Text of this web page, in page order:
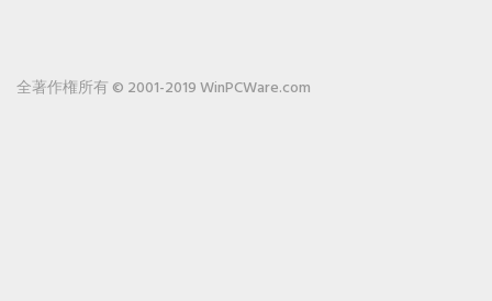
全著作権所有 © 2001-2019 WinPCWare.com